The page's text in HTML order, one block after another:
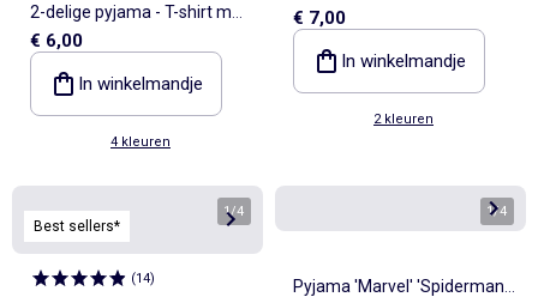
2-delige pyjama - T-shirt met
lange mouwen + broek
€ 6,00
In winkelmandje
4 kleuren
met T-shirt en short
€ 7,00
In winkelmandje
2 kleuren
Best sellers*
1/4
(14)
1/4
Pyjama 'Marvel' 'Spiderman'